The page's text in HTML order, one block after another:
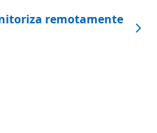
remotamente